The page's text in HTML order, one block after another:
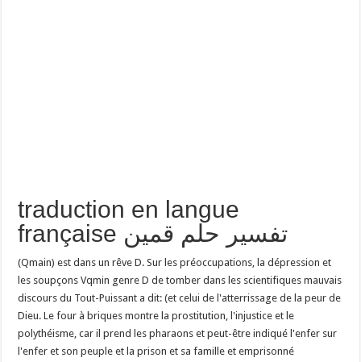
traduction en langue
française تفسير حلم قمين
(Qmain) est dans un rêve D. Sur les préoccupations, la dépression et
les soupçons Vqmin genre D de tomber dans les scientifiques mauvais
discours du Tout-Puissant a dit: (et celui de l'atterrissage de la peur de
Dieu. Le four à briques montre la prostitution, l'injustice et le
polythéisme, car il prend les pharaons et peut-être indiqué l'enfer sur
l'enfer et son peuple et la prison et sa famille et emprisonné